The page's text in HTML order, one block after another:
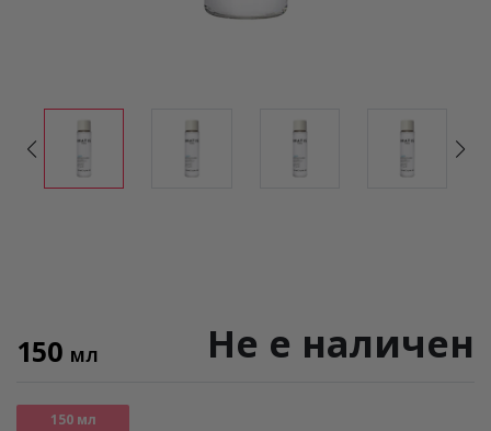
150 МЛ Не е наличен
150 мл